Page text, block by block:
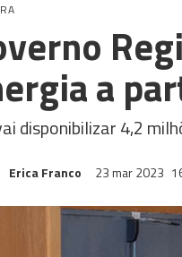
a
disponibilizar 4,2
Erica Franco 23 mar 2023